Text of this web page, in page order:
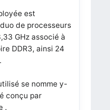
est
de processeurs
GHz associé à
DDR3, ainsi 24
se nomme y-
conçu par
.